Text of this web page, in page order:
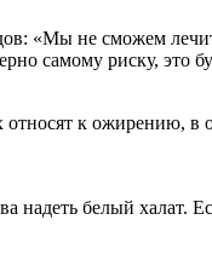
«Мы не сможем
самому риску, это
к ожирению,
белый халат.